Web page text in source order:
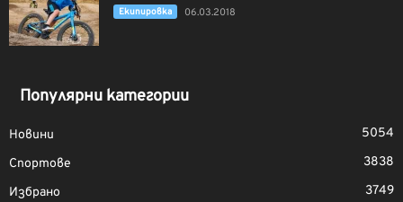
Екипировка 06.03.2018
Популярни категории
Новини
5054
Спортове
3838
Избрано
3749